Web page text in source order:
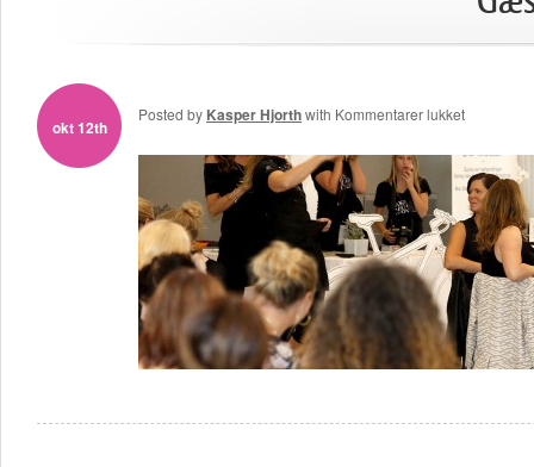
okt 12th
Posted by Kasper Hjorthwith Kommentarer lukkettil